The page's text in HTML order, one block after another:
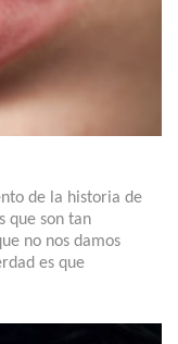
de la historia de
que son tan
no nos damos
es que